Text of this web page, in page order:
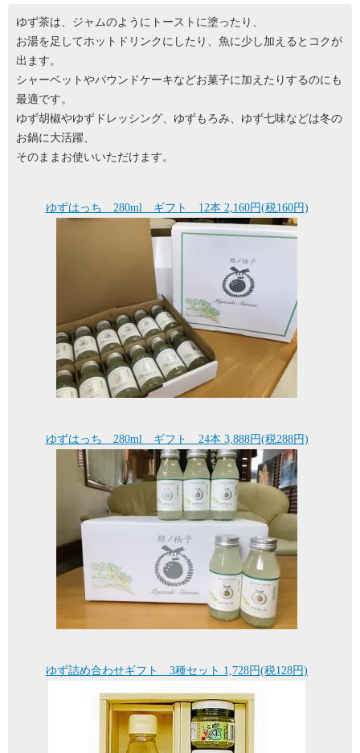
ゆず茶は、ジャムのようにトーストに塗ったり、
お湯を足してホットドリンクにしたり、魚に少し加えるとコクが
出ます。
シャーベットやパウンドケーキなどお菓子に加えたりするのにも
最適です。
ゆず胡椒やゆずドレッシング、ゆずもろみ、ゆず七味などは冬の
お鍋に大活躍、
そのままお使いいただけます。
ゆずはっち 280ml ギフト 12本 2,160円(税160円)
ゆずはっち 280ml ギフト 24本 3,888円(税288円)
ゆず詰め合わせギフト 3種セット 1,728円(税128円)